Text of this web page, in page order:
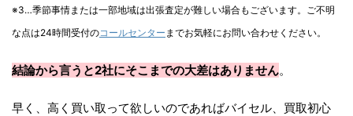
※3…季節事情または一部地域は出張査定が難しい場合もございます。ご不明
な点は24時間受付のコールセンター までお気軽にお問い合わせください。
結論から言うと2社にそこまでの大差はありません。
早く、高く買い取って欲しいのであればバイセル、買取初心